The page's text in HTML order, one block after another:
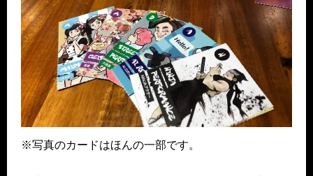
※写真のカードはほんの一部です。